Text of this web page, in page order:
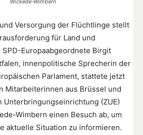
Wickede-Wimbern
Versorgung der Flüchtlinge stellt
für Land und
SPD-Europaabgeordnete Birgit
innenpolitische Sprecherin der
Parlament, stattete jetzt
Mitarbeiterinnen aus Brüssel und
Unterbringungseinrichtung (ZUE)
Wimbern einen Besuch ab, um
aktuelle Situation zu informieren.